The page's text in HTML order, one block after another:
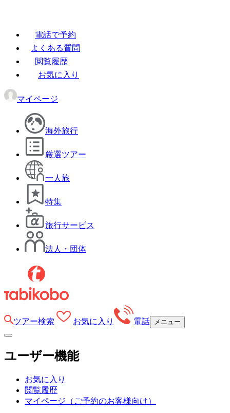
電話で予約
よくある質問
閲覧履歴
お気に入り
マイページ
海外旅行
厳選ツアー
一人旅
特集
旅行サービス
法人・団体
ツアー検索 お気に入り 電話 メニュー
ユーザー機能
お気に入り
閲覧履歴
マイページ （ご予約のお客様向け）